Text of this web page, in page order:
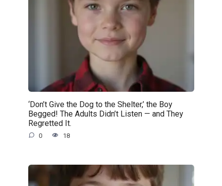
‘Don’t Give the Dog to the Shelter,’ the Boy
Begged! The Adults Didn’t Listen — and They
Regretted It.
0 18